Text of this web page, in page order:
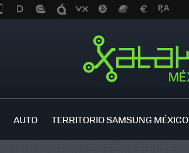
AUTO TERRITORIO SAMSUNG MÉXICO